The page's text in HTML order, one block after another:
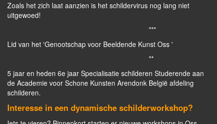
Zoals het zich laat aanzien is het schildervirus nog lang niet
uitgewoed!
***
Lid van het 'Genootschap voor Beeldende Kunst Oss '
**
5 jaar en heden 6e jaar Specialisatie schilderen Studerende aan
de Academie voor Schone Kunsten Arendonk België afdeling
schilderen.
Interesse in een dynamische schilderworkshop?